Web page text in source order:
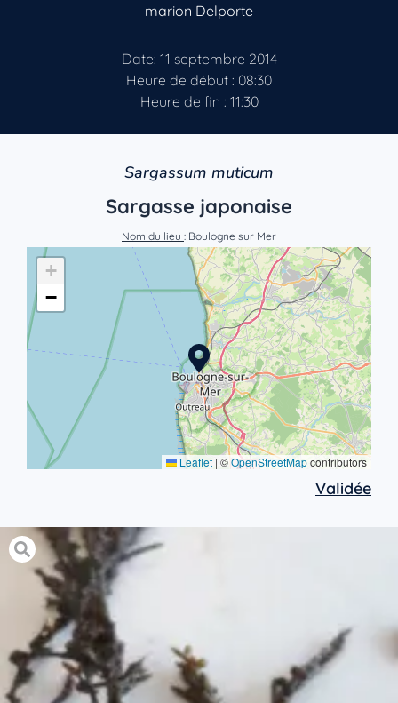
marion Delporte
Date: 11 septembre 2014
Heure de début : 08:30
Heure de fin : 11:30
Sargassum muticum
Sargasse japonaise
Nom du lieu : Boulogne sur Mer
+
−
Leaflet | ©OpenStreetMapcontributors
Validée